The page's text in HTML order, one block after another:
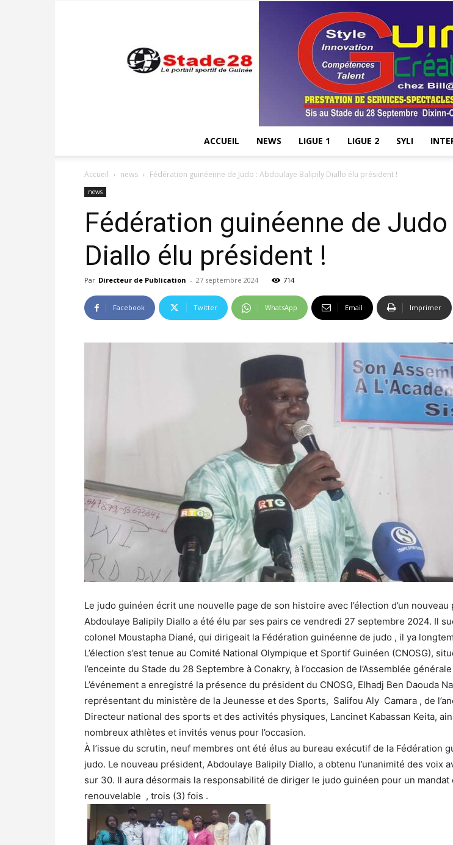
ACCUEIL NEWS LIGUE 1 LIGUE 2 SYLI
Accueil news Fédération guinéenne de Judo : Abdoulaye Balipily Diallo élu président !
news
Fédération guinéenne de
Diallo élu président !
Par Directeur de Publication - 27 septembre 2024 714
Facebook Twitter WhatsApp Email Imprimer
Le judo guinéen écrit une nouvelle page de son histoire avec l’élection d’un nouveau
Abdoulaye Balipily Diallo a été élu par ses pairs ce vendredi 27 septembre 2024. Il
colonel Moustapha Diané, qui dirigeait la Fédération guinéenne de judo , il ya
L’élection s’est tenue au Comité National Olympique et Sportif Guinéen (CNOSG),
l’enceinte du Stade du 28 Septembre à Conakry, à l’occasion de l’Assemblée
L’événement a enregistré la présence du président du CNOSG, Elhadj Ben Daouda
représentant du ministère de la Jeunesse et des Sports, Salifou Aly Camara , de
Directeur national des sports et des activités physiques, Lancinet Kabassan Keita,
nombreux athlètes et invités venus pour l’occasion.
À l’issue du scrutin, neuf membres ont été élus au bureau exécutif de la Fédération
judo. Le nouveau président, Abdoulaye Balipily Diallo, a obtenu l’unanimité des voix
sur 30. Il aura désormais la responsabilité de diriger le judo guinéen pour un mandat
renouvelable , trois (3) fois .